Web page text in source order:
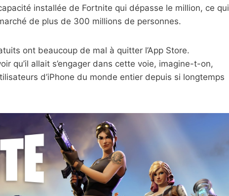
installée de Fortnite qui dépasse le million, ce qui
de plus de 300 millions de personnes.
ont beaucoup de mal à quitter l’App Store.
qu’il allait s’engager dans cette voie, imagine-t-on,
d’iPhone du monde entier depuis si longtemps